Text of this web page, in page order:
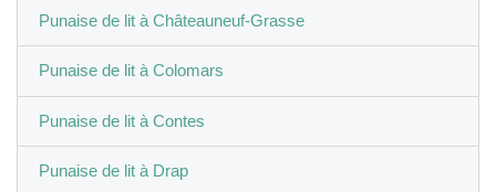
Punaise de lit à Châteauneuf-Grasse
Punaise de lit à Colomars
Punaise de lit à Contes
Punaise de lit à Drap